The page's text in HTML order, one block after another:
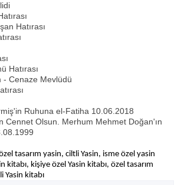
Hatırası
Hatırası
- Cenaze Mevlüdü
Ruhuna el-Fatiha 10.06.2018
Cennet Olsun. Merhum Mehmet Doğan'ın
tasarım yasin, ciltli Yasin, isme özel yasin
kitabı, kişiye özel Yasin kitabı, özel tasarım
Yasin kitabı